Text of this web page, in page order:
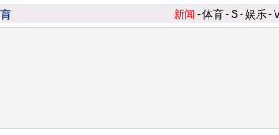
新闻 -体育-S-娱乐-